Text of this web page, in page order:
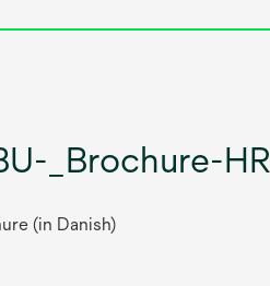
_Brochure-HR
(in Danish)